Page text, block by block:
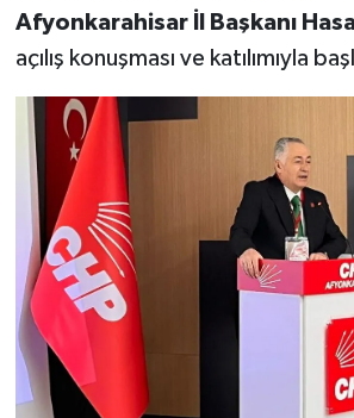
Afyonkarahisar İl Başkanı
açılış konuşması ve katılımıyla